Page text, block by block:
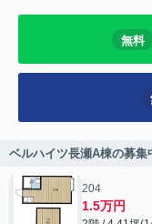
無料
ベルハイツ長瀬A棟の募集
204
1.5万円